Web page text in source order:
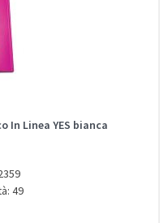
In Linea YES bianca
49